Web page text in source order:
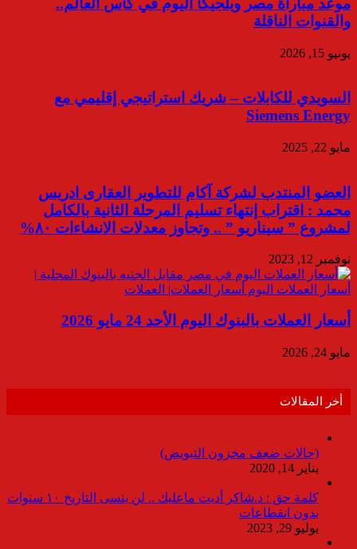
موعد مباراة مصر وبلجيكا اليوم في كأس العالم..
والقنوات الناقلة
يونيو 15, 2026
السويدي للكابلات – شريك استراتيجي إقليمي مع
Siemens Energy
مايو 22, 2025
العضو المنتدب لشركة آكام للتطوير العقارى ادريس
محمد : اقتراب إنتهاء تسليم المرحلة الثانية بالكامل
لمشروع ” سيناريو ” .. وتجاوز معدلات الانشاءات ٨٠%
نوفمبر 12, 2023
أسعار العملات بالبنوك اليوم الأحد 24 مايو 2026
مايو 24, 2026
أخر المقالات
(حالات ضعف مخزون التبويض)
يناير 14, 2020
كلمة حق : د.شاكر أديت ماعليك .. لن ينسى التاريخ ١٠ سنوات
بدون انقطاعات
يوليو 29, 2023